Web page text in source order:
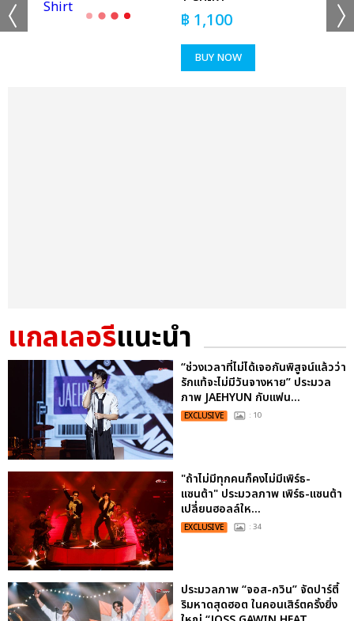
฿ 1,100
BUY NOW
แกลเลอรีแนะนำ
“ช่วงเวลาที่ไม่ได้เจอกันพิสูจน์แล้วว่า
รักแท้จะไม่มีวันจางหาย” ประมวล
ภาพ JAEHYUN กับแฟน...
EXCLUSIVE : 10
"ถ้าไม่มีทุกคนก็คงไม่มีเพิร์ธ-
แซนต้า" ประมวลภาพ เพิร์ธ-แซนต้า
เปลี่ยนฮอลล์ให...
EXCLUSIVE : 34
ประมวลภาพ “จอส-กวิน” จัดปาร์ตี้
ริมหาดสุดฮอต ในคอนเสิร์ตครั้งยิ่ง